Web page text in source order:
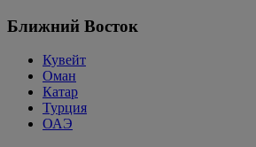
Ближний Восток
Кувейт
Оман
Катар
Турция
ОАЭ